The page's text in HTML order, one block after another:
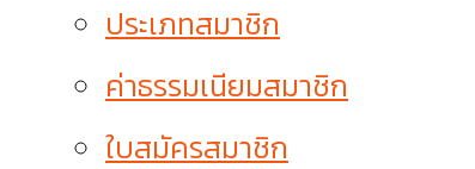
ประเภทสมาชิก
ค่าธรรมเนียมสมาชิก
ใบสมัครสมาชิก